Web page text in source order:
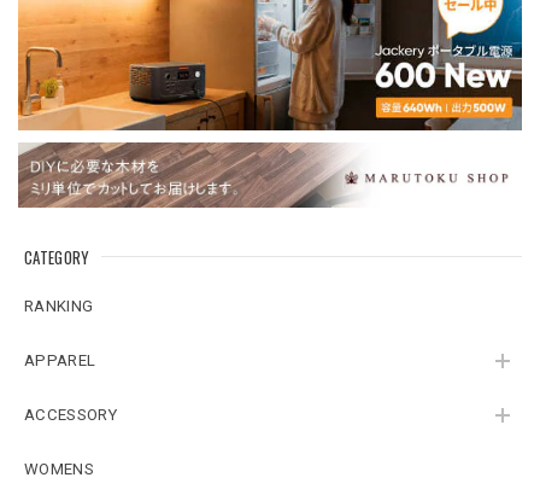
CATEGORY
RANKING
APPAREL
ACCESSORY
WOMENS